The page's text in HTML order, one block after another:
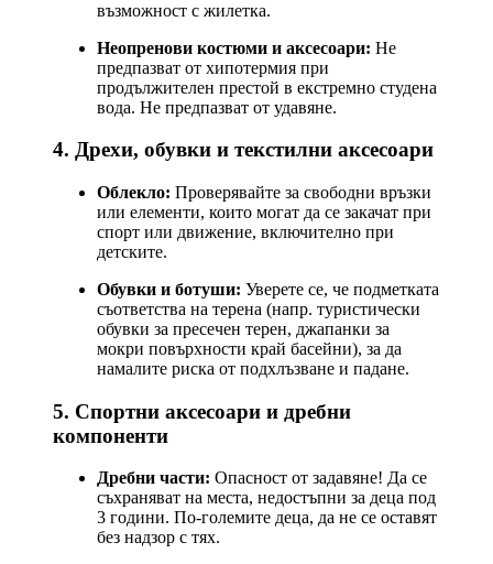
възможност с жилетка.
Неопренови костюми и аксесоари: Не
предпазват от хипотермия при
продължителен престой в екстремно студена
вода. Не предпазват от удавяне.
4. Дрехи, обувки и текстилни аксесоари
Облекло: Проверявайте за свободни връзки
или елементи, които могат да се закачат при
спорт или движение, включително при
детските.
Обувки и ботуши: Уверете се, че подметката
съответства на терена (напр. туристически
обувки за пресечен терен, джапанки за
мокри повърхности край басейни), за да
намалите риска от подхлъзване и падане.
5. Спортни аксесоари и дребни
компоненти
Дребни части: Опасност от задавяне! Да се
съхраняват на места, недостъпни за деца под
3 години. По-големите деца, да не се оставят
без надзор с тях.